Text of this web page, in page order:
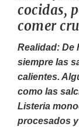
cocidas,
comer
Realidad: De
siempre las
calientes.
como las
Listeria
procesados